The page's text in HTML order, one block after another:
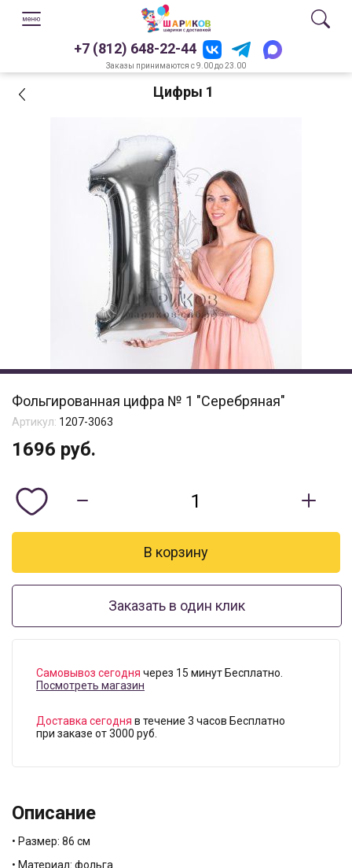
+7 (812) 648-22-44
Заказы принимаются с 9.00 до 23.00
Цифры 1
Фольгированная цифра № 1 "Серебряная"
Артикул: 1207-3063
1696 руб.
Заказать в один клик
Самовывоз сегодня через 15 минут Бесплатно.
Посмотреть магазин
Доставка сегодня в течение 3 часов Бесплатно
при заказе от 3000 руб.
Описание
• Размер: 86 см
• Материал: фольга